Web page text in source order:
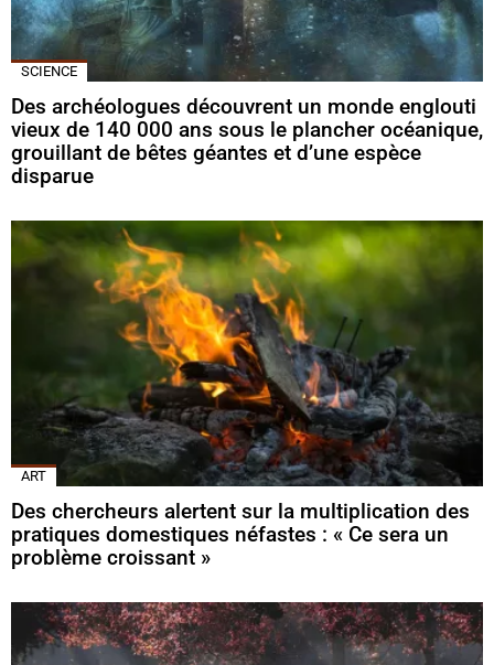
SCIENCE
Des archéologues découvrent un monde englouti
vieux de 140 000 ans sous le plancher océanique,
grouillant de bêtes géantes et d’une espèce
disparue
ART
Des chercheurs alertent sur la multiplication des
pratiques domestiques néfastes : « Ce sera un
problème croissant »